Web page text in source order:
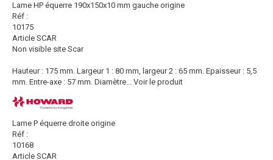
Lame HP équerre 190x150x10 mm gauche origine
Réf :
10175
Article SCAR
Non visible site Scar
Hauteur : 175 mm. Largeur 1 : 80 mm, largeur 2 : 65 mm. Epaisseur : 5,5
mm. Entre-axe : 57 mm. Diamètre... Voir le produit
Lame P équerre droite origine
Réf :
10168
Article SCAR